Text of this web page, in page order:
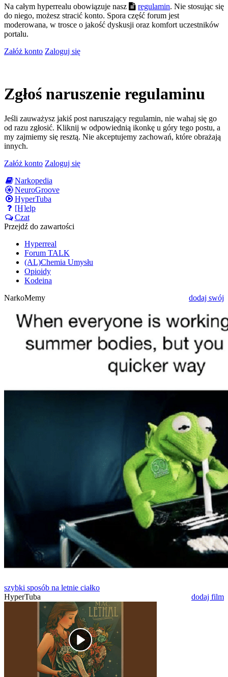
Na całym hyperrealu obowiązuje nasz regulamin. Nie stosując się
do niego, możesz stracić konto. Spora część forum jest
moderowana, w trosce o jakość dyskusji oraz komfort uczestników
portalu.
Załóż konto Zaloguj się
Zgłoś naruszenie regulaminu
Jeśli zauważysz jakiś post naruszający regulamin, nie wahaj się go
od razu zgłosić. Kliknij w odpowiednią ikonkę u góry tego postu, a
my zajmiemy się resztą. Nie akceptujemy zachowań, które obrażają
innych.
Załóż konto Zaloguj się
Narkopedia
NeuroGroove
HyperTuba
[H]elp
Czat
Przejdź do zawartości
Hyperreal
Forum TALK
(AL)Chemia Umysłu
Opioidy
Kodeina
NarkoMemy
dodaj swój
szybki sposób na letnie ciałko
HyperTuba
dodaj film